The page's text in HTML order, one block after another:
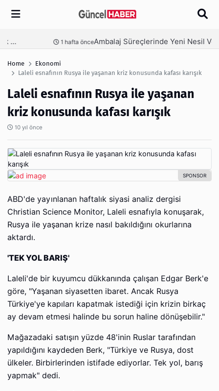
Arama
Ambalaj Süreçlerinde Yeni Nesil Verimliliği Olimpack ile Yakalayın 3 hafta önce
Home
Ekonomi
Laleli esnafının Rusya ile yaşanan kriz konusunda kafası karışık
Laleli esnafının Rusya ile yaşanan
kriz konusunda kafası karışık
10 yıl önce
ABD'de yayınlanan haftalık siyasi analiz dergisi
Christian Science Monitor, Laleli esnafıyla konuşarak,
Rusya ile yaşanan krize nasıl bakıldığını okurlarına
aktardı.
'TEK YOL BARIŞ'
Laleli'de bir kuyumcu dükkanında çalışan Edgar Berk'e
göre, "Yaşanan siyasetten ibaret. Ancak Rusya
Türkiye'ye kapıları kapatmak istediği için krizin birkaç
ay devam etmesi halinde bu sorun haline dönüşebilir."
Mağazadaki satışın yüzde 48'inin Ruslar tarafından
yapıldığını kaydeden Berk, "Türkiye ve Rusya, dost
ülkeler. Birbirlerinden istifade ediyorlar. Tek yol, barış
yapmak" dedi.